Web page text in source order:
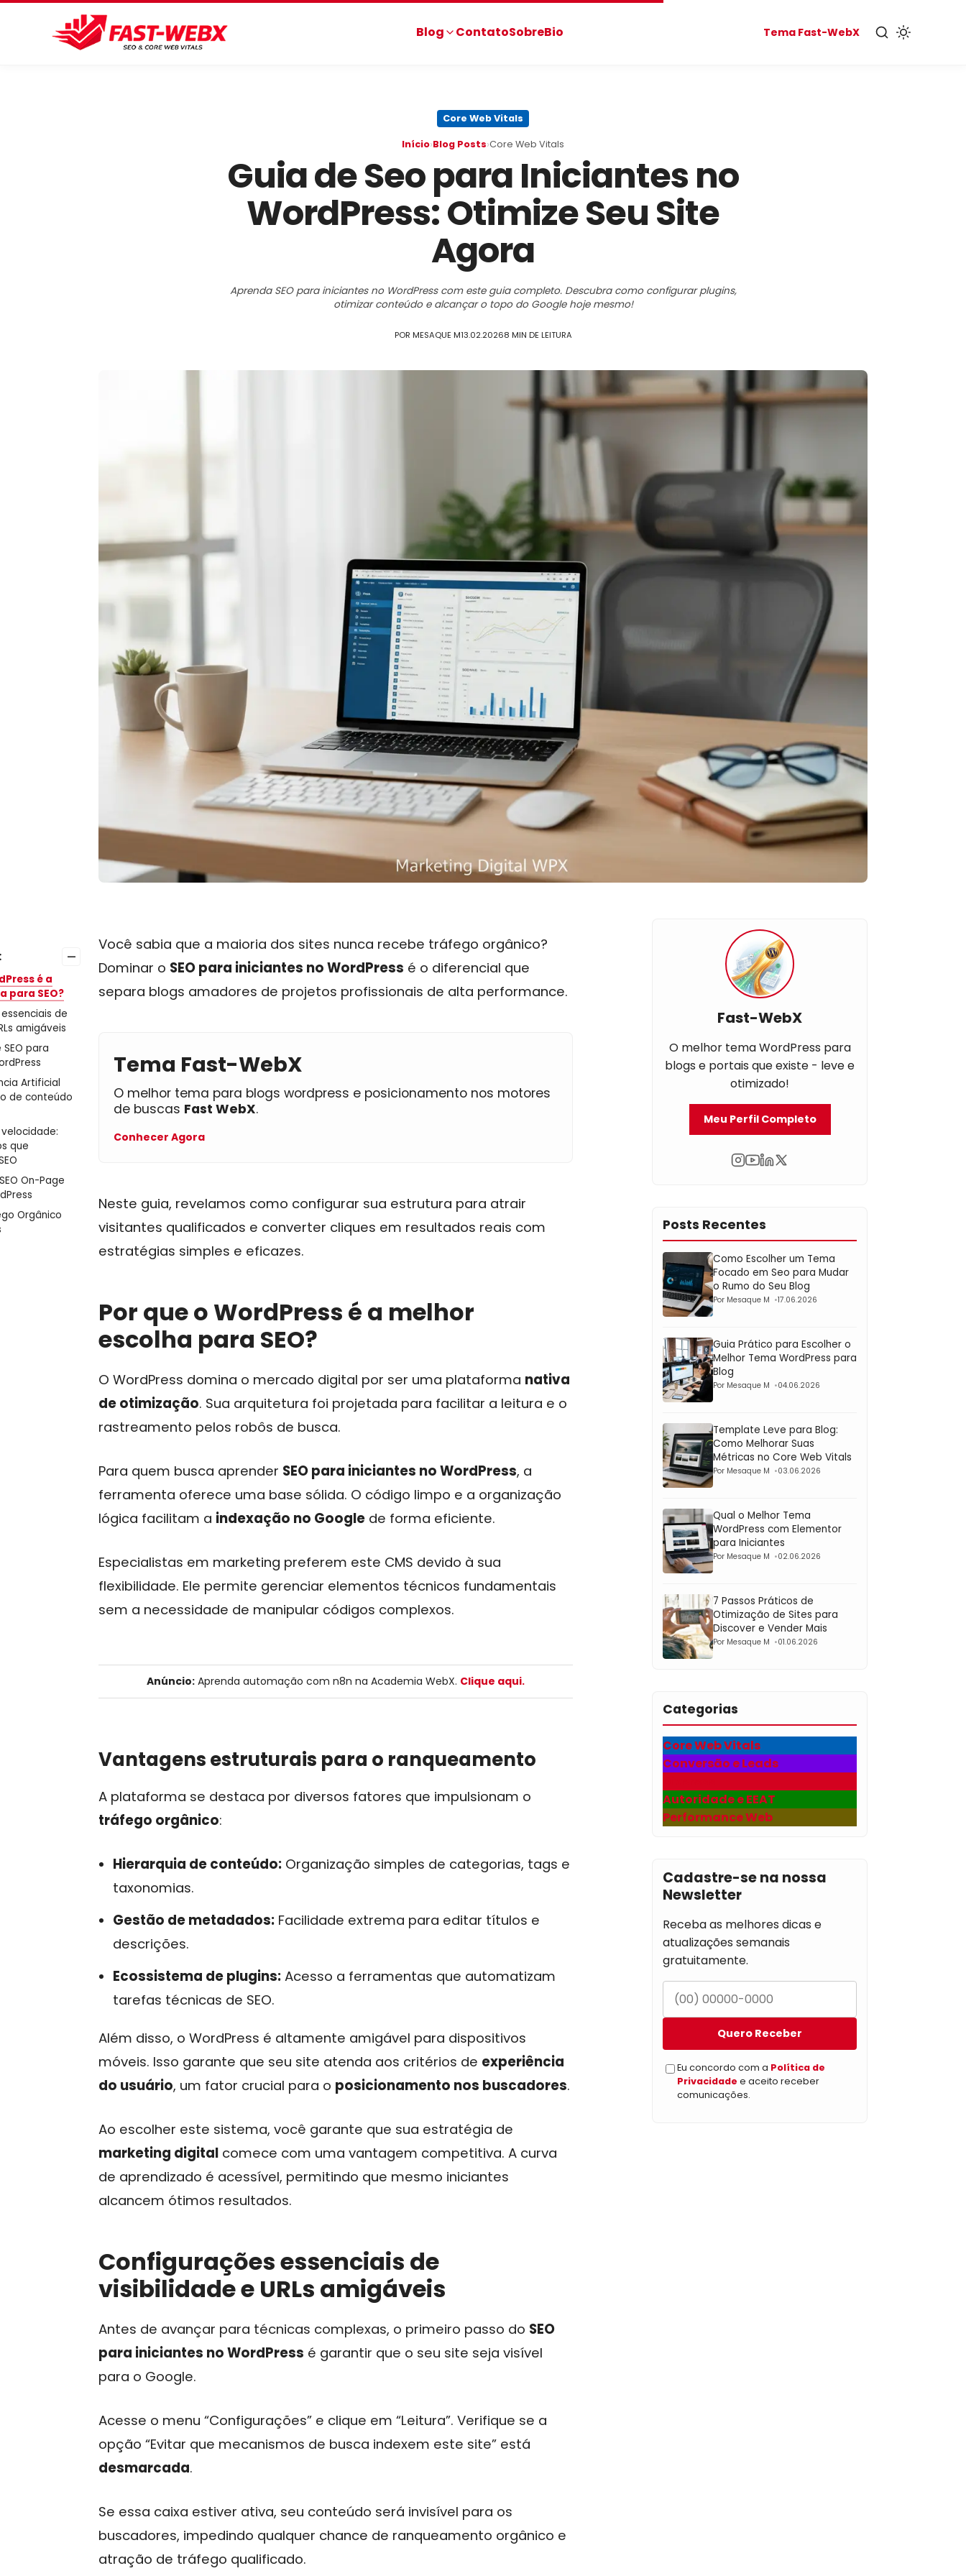
Blog ContatoSobreBio Tema Fast-WebX
Core Web Vitals
Início›Blog Posts›Core Web Vitals
Guia de Seo para Iniciantes no
WordPress: Otimize Seu Site
Agora
Aprenda SEO para iniciantes no WordPress com este guia completo. Descubra como configurar plugins,
otimizar conteúdo e alcançar o topo do Google hoje mesmo!
POR MESAQUE M13.02.20268 MIN DE LEITURA
–
é a
para SEO?
de
amigáveis
para
Artificial
de conteúdo
que
On-Page
Orgânico
Você sabia que a maioria dos sites nunca recebe tráfego orgânico?
Dominar o SEO para iniciantes no WordPress é o diferencial que
separa blogs amadores de projetos profissionais de alta performance.
Tema Fast-WebX
O melhor tema para blogs wordpress e posicionamento nos motores
de buscas Fast WebX.
Conhecer Agora
Neste guia, revelamos como configurar sua estrutura para atrair
visitantes qualificados e converter cliques em resultados reais com
estratégias simples e eficazes.
Por que o WordPress é a melhor
escolha para SEO?
O WordPress domina o mercado digital por ser uma plataforma nativa
de otimização. Sua arquitetura foi projetada para facilitar a leitura e o
rastreamento pelos robôs de busca.
Para quem busca aprender SEO para iniciantes no WordPress, a
ferramenta oferece uma base sólida. O código limpo e a organização
lógica facilitam a indexação no Google de forma eficiente.
Especialistas em marketing preferem este CMS devido à sua
flexibilidade. Ele permite gerenciar elementos técnicos fundamentais
sem a necessidade de manipular códigos complexos.
Anúncio: Aprenda automação com n8n na Academia WebX. Clique aqui.
Vantagens estruturais para o ranqueamento
A plataforma se destaca por diversos fatores que impulsionam o
tráfego orgânico:
Hierarquia de conteúdo: Organização simples de categorias, tags e
taxonomias.
Gestão de metadados: Facilidade extrema para editar títulos e
descrições.
Ecossistema de plugins: Acesso a ferramentas que automatizam
tarefas técnicas de SEO.
Além disso, o WordPress é altamente amigável para dispositivos
móveis. Isso garante que seu site atenda aos critérios de experiência
do usuário, um fator crucial para o posicionamento nos buscadores.
Ao escolher este sistema, você garante que sua estratégia de
marketing digital comece com uma vantagem competitiva. A curva
de aprendizado é acessível, permitindo que mesmo iniciantes
alcancem ótimos resultados.
Configurações essenciais de
visibilidade e URLs amigáveis
Antes de avançar para técnicas complexas, o primeiro passo do SEO
para iniciantes no WordPress é garantir que o seu site seja visível
para o Google.
Acesse o menu “Configurações” e clique em “Leitura”. Verifique se a
opção “Evitar que mecanismos de busca indexem este site” está
desmarcada.
Se essa caixa estiver ativa, seu conteúdo será invisível para os
buscadores, impedindo qualquer chance de ranqueamento orgânico e
atração de tráfego qualificado.
Fast-WebX
O melhor tema WordPress para
blogs e portais que existe - leve e
otimizado!
Meu Perfil Completo
Posts Recentes
Como Escolher um Tema
Focado em Seo para Mudar
o Rumo do Seu Blog
Por Mesaque M 17.06.2026
Guia Prático para Escolher o
Melhor Tema WordPress para
Blog
Por Mesaque M 04.06.2026
Template Leve para Blog:
Como Melhorar Suas
Métricas no Core Web Vitals
Por Mesaque M 03.06.2026
Qual o Melhor Tema
WordPress com Elementor
para Iniciantes
Por Mesaque M 02.06.2026
7 Passos Práticos de
Otimização de Sites para
Discover e Vender Mais
Por Mesaque M 01.06.2026
Categorias
Core Web Vitals
Conversão e Leads
Autoridade e EEAT
Performance Web
Cadastre-se na nossa
Newsletter
Receba as melhores dicas e
atualizações semanais
gratuitamente.
Quero Receber
Eu concordo com a Política de
Privacidade e aceito receber
comunicações.